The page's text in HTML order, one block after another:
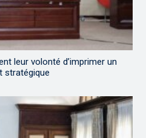
leur volonté d’imprimer un
stratégique